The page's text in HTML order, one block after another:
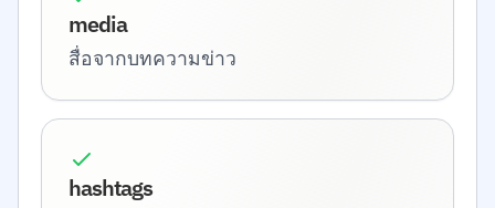
media
สื่อจากบทความข่าว
hashtags